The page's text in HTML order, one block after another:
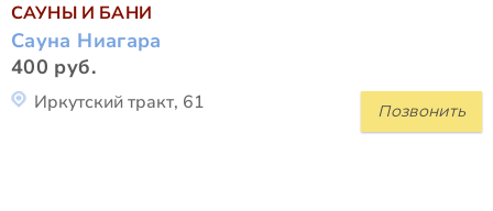
САУНЫ И БАНИ
Сауна Ниагара
400 руб.
Позвонить
Иркутский тракт, 61